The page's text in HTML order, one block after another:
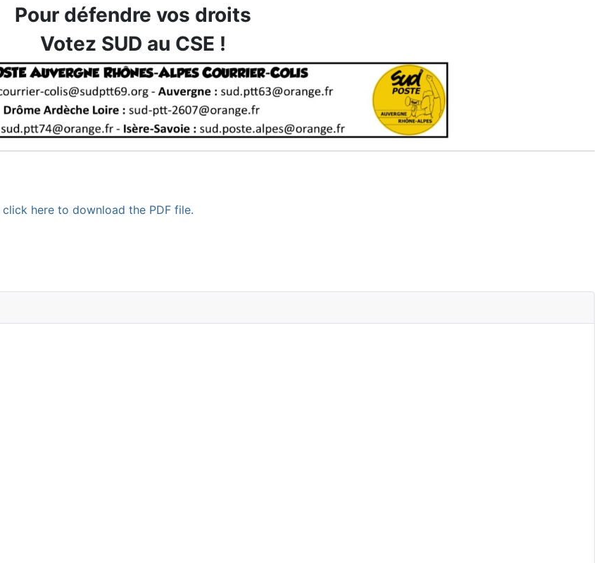
Pour défendre vos droits
Votez SUD au CSE !
click here to download the PDF file.